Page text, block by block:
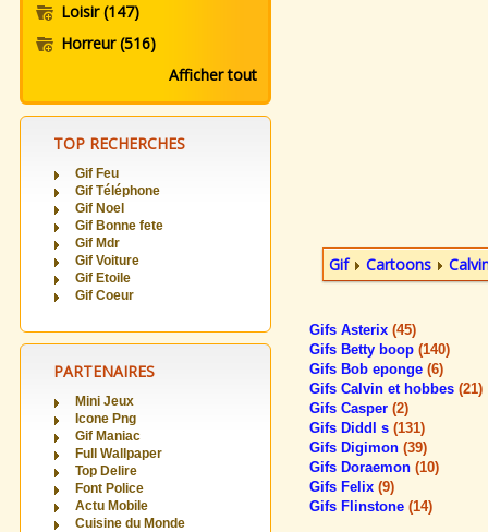
Loisir(147)
Horreur(516)
Afficher tout
TOP RECHERCHES
Gif Feu
Gif Téléphone
Gif Noel
Gif Bonne fete
Gif Mdr
Gif Voiture
Gif Etoile
Gif Coeur
PARTENAIRES
Mini Jeux
Icone Png
Gif Maniac
Full Wallpaper
Top Delire
Font Police
Actu Mobile
Cuisine du Monde
Gif Cartoons
Gifs Asterix (45)
Gifs Betty boop (140)
Gifs Bob eponge (6)
Gifs Calvin et hobbes (21)
Gifs Casper (2)
Gifs Diddl s (131)
Gifs Digimon (39)
Gifs Doraemon (10)
Gifs Felix (9)
Gifs Flinstone (14)